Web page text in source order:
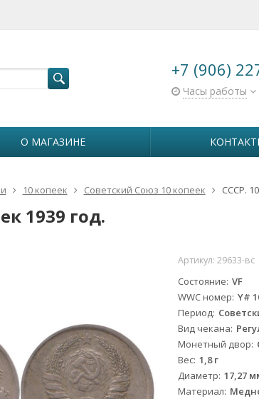
+7 (906)
Часы работы
О МАГАЗИНЕ
10 копеек Советский Союз 10 копеек СССР.
1939 год.
Артикул:29633-вс
Состояние VF
WWC номер Y#
Период
Вид чекана
Монетный двор
Вес 1,8 г
Диаметр 17,27
Материал